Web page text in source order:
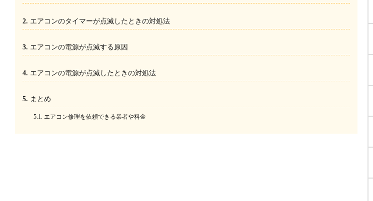
エアコンのタイマーが点滅したときの対処法
エアコンの電源が点滅する原因
エアコンの電源が点滅したときの対処法
まとめ
エアコン修理を依頼できる業者や料金